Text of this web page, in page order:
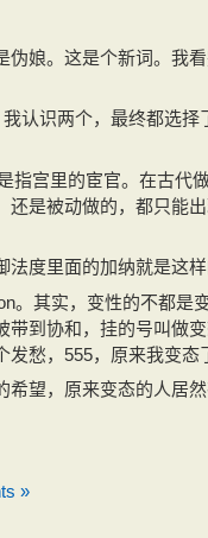
伪娘。这是个新词。我
认识两个，最终都选
指宫里的宦官。在古代
是被动做的，都只能
法度里面的加纳就是这
。其实，变性的不都是
到协和，挂的号叫做
愁，555，原来我变态
望，原来变态的人居然
»